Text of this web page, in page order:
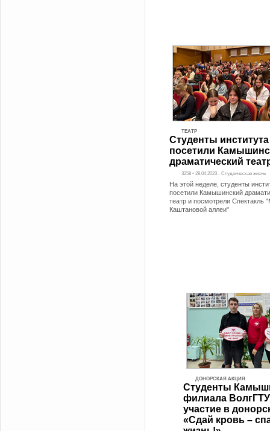
ТЕАТР
Студенты института
посетили
драматический
3258 • 28.04.2023 - Студенческая жизнь
На этой неделе, студенты
посетили Камышинский
театр и посмотрели Спектакль
Каштановой аллеи"
ДОНОРСКАЯ АКЦИЯ
Студенты
филиала
участие в
«Сдай кровь –